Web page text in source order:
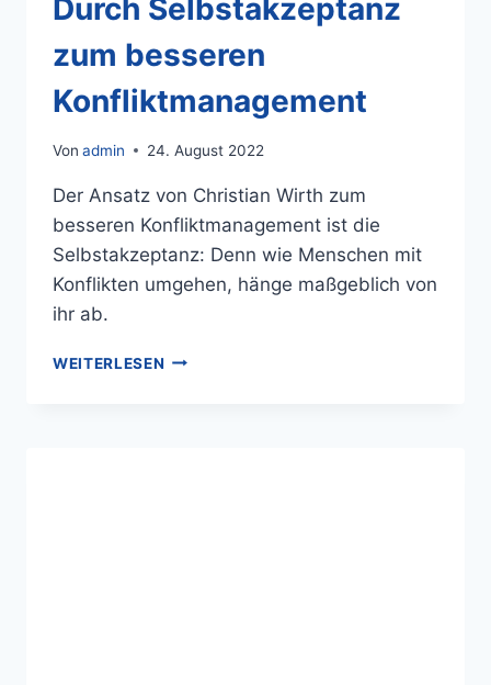
Durch Selbstakzeptanz
zum besseren
Konfliktmanagement
Von admin 24. August 2022
Der Ansatz von Christian Wirth zum
besseren Konfliktmanagement ist die
Selbstakzeptanz: Denn wie Menschen mit
Konflikten umgehen, hänge maßgeblich von
ihr ab.
WEITERLESEN